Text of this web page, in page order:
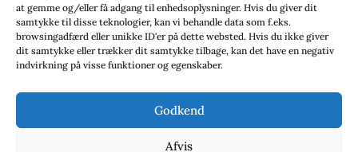
at gemme og/eller få adgang til enhedsoplysninger. Hvis du giver dit
samtykke til disse teknologier, kan vi behandle data som f.eks.
browsingadfærd eller unikke ID'er på dette websted. Hvis du ikke giver
dit samtykke eller trækker dit samtykke tilbage, kan det have en negativ
indvirkning på visse funktioner og egenskaber.
Godkend
Afvis
Sverige: Översättarsektionen (Ö.)
Sverige: Översättarcentrum (ÖC)
deutschsprachiger Übersetzer (VdÜ)